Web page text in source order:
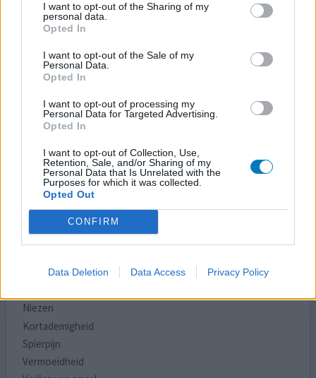
I want to opt-out of the Sharing of my
personal data.
Opted In
I want to opt-out of the Sale of my
Personal Data.
Opted In
I want to opt-out of processing my
Personal Data for Targeted Advertising.
Opted In
I want to opt-out of Collection, Use,
Retention, Sale, and/or Sharing of my
Personal Data that Is Unrelated with the
Purposes for which it was collected.
Opted Out
CONFIRM
Data Deletion Data Access Privacy Policy
16 17 18 19 20
22
06-12-2020
Coronavirus,
SARS‑CoV‑2
Hoesten
Koorts, hoog (39 graden of hoger)
Niezen
Kortademigheid
Vermoeidheid
Hoesten
Niezen
Kortademigheid
Spierpijn
Vermoeidheid